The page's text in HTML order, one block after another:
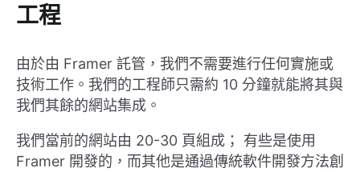
工程
由於由 Framer 託管，我們不需要進行任何實施或
技術工作。我們的工程師只需約 10 分鐘就能將其與
我們其餘的網站集成。
我們當前的網站由 20-30 頁組成； 有些是使用
Framer 開發的，而其他是通過傳統軟件開發方法創